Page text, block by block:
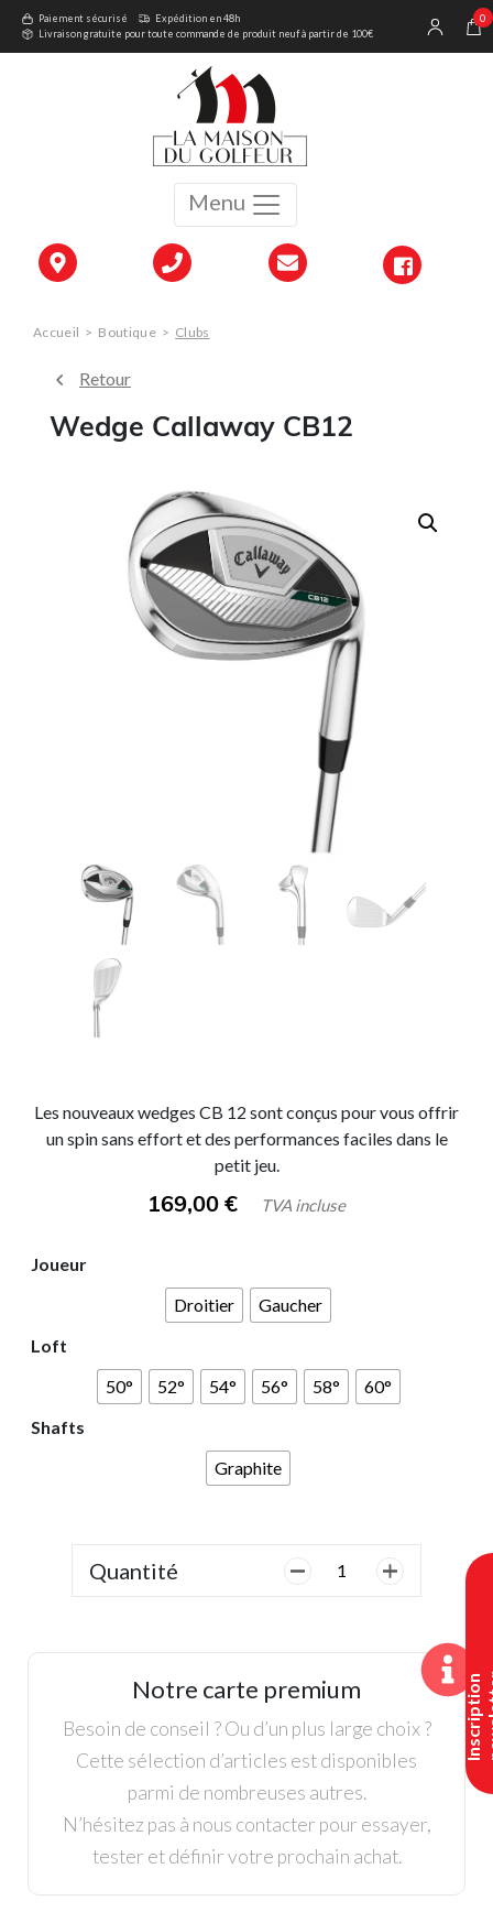
Menu
I
n
s
c
r
i
p
t
i
o
n
n
e
w
s
l
e
t
t
e
Paiement sécurisé
Expédition en 48h
Livraison gratuite pour toute commande de produit neuf à partir de 100€
0
Accueil > Boutique > Clubs
Retour
Wedge Callaway CB12
Les nouveaux wedges CB 12 sont conçus pour vous offrir
un spin sans effort et des performances faciles dans le
petit jeu.
169,00 € TVA incluse
Joueur
Droitier
Gaucher
Loft
50°
52° 54° 56° 58°
60°
Shafts
Graphite
Quantité
quantité
Callaway
Notre carte premium
Besoin de conseil ? Ou d’un plus large choix ?
Cette sélection d’articles est disponibles
parmi de nombreuses autres.
N’hésitez pas à nous contacter pour essayer,
tester et définir votre prochain achat.